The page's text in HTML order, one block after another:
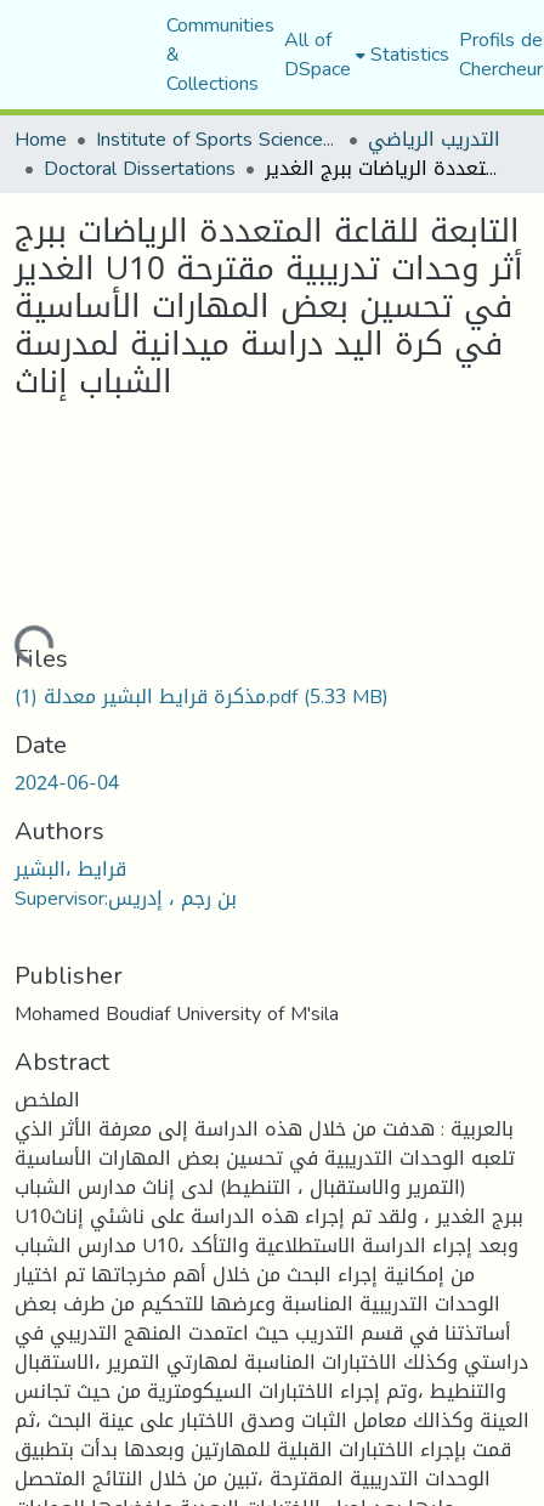
Communities
&
Collections
All of
DSpace Statistics Profils
Home
Institute of Sports Sciences and Techniques التدريب الرياضي
Doctoral Dissertations التابعة للقاعة المتعددة الرياضات ببرج الغدير U10 أثر وحدات تدريبية مقترحة في تحسين بعض المهارات الأساسية في كرة اليد دراسة ميدانية لمدرسة الشباب إناث
التابعة للقاعة المتعددة الرياضات ببرج
الغدير U10 أثر وحدات تدريبية مقترحة
في تحسين بعض المهارات الأساسية
في كرة اليد دراسة ميدانية لمدرسة
الشباب إناث
Loading...
Files
مذكرة قرايط البشير معدلة (1).pdf(5.33 MB)
Date
2024-06-04
Authors
قرايط ،البشير
Supervisor:بن رجم ، إدريس
Publisher
Mohamed Boudiaf University of M'sila
Abstract
الملخص
بالعربية : هدفت من خلال هذه الدراسة إلى معرفة الأثر الذي
تلعبه الوحدات التدريبية في تحسين بعض المهارات الأساسية
(التمرير والاستقبال ، التنطيط) لدى إناث مدارس الشباب
U10ببرج الغدير ، ولقد تم إجراء هذه الدراسة على ناشئي إناث
مدارس الشباب U10، وبعد إجراء الدراسة الاستطلاعية والتأكد
من إمكانية إجراء البحث من خلال أهم مخرجاتها تم اختيار
الوحدات التدريبية المناسبة وعرضها للتحكيم من طرف بعض
أساتذتنا في قسم التدريب حيث اعتمدت المنهج التدريبي في
دراستي وكذلك الاختبارات المناسبة لمهارتي التمرير ،الاستقبال
والتنطيط ،وتم إجراء الاختبارات السيكومترية من حيث تجانس
العينة وكذالك معامل الثبات وصدق الاختبار على عينة البحث ،ثم
قمت بإجراء الاختبارات القبلية للمهارتين وبعدها بدأت بتطبيق
الوحدات التدريبية المقترحة ،تبين من خلال النتائج المتحصل